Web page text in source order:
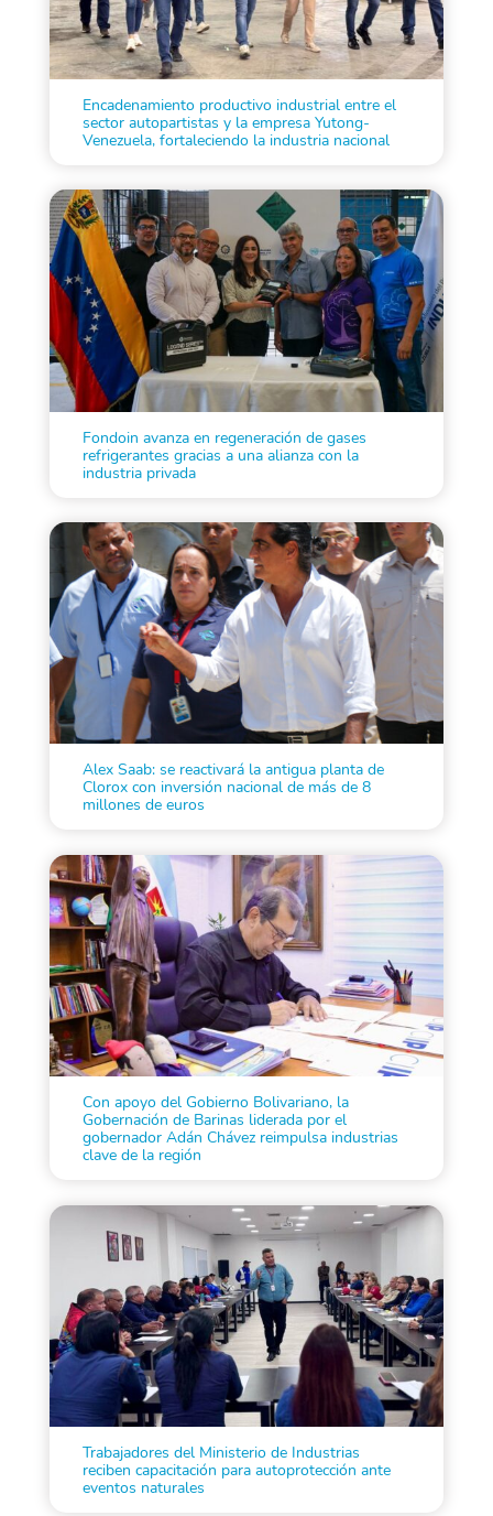
Encadenamiento productivo industrial entre el
sector autopartistas y la empresa Yutong-
Venezuela, fortaleciendo la industria nacional
Fondoin avanza en regeneración de gases
refrigerantes gracias a una alianza con la
industria privada
Alex Saab: se reactivará la antigua planta de
Clorox con inversión nacional de más de 8
millones de euros
Con apoyo del Gobierno Bolivariano, la
Gobernación de Barinas liderada por el
gobernador Adán Chávez reimpulsa industrias
clave de la región
Trabajadores del Ministerio de Industrias
reciben capacitación para autoprotección ante
eventos naturales